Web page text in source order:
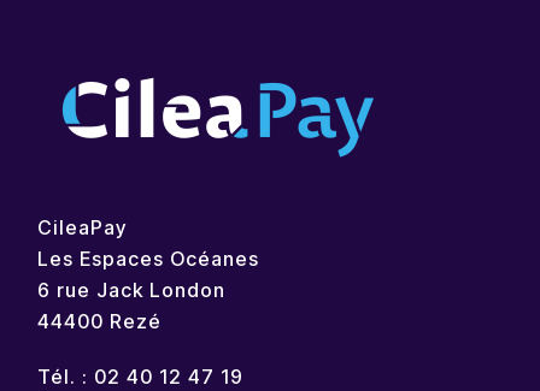
CileaPay
Les Espaces Océanes
6 rue Jack London
44400 Rezé
Tél. : 02 40 12 47 19